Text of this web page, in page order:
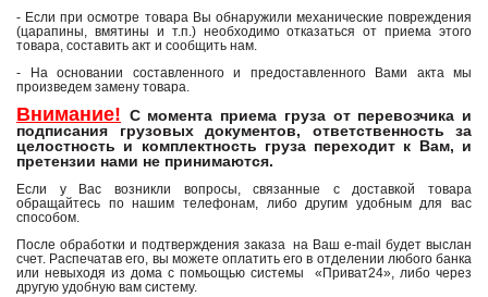
- Если при осмотре товара Вы обнаружили механические повреждения
(царапины, вмятины и т.п.) необходимо отказаться от приема этого
товара, составить акт и сообщить нам.
- На основании составленного и предоставленного Вами акта мы
произведем замену товара.
Внимание! С момента приема груза от перевозчика и
подписания грузовых документов, ответственность за
целостность и комплектность груза переходит к Вам, и
претензии нами не принимаются.
Если у Вас возникли вопросы, связанные с доставкой товара
обращайтесь по нашим телефонам, либо другим удобным для вас
способом.
После обработки и подтверждения заказа на Ваш e-mail будет выслан
счет. Распечатав его, вы можете оплатить его в отделении любого банка
или невыходя из дома с помьощью системы «Приват24», либо через
другую удобную вам систему.